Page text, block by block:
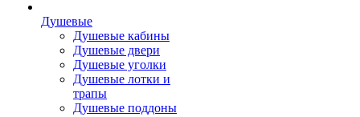
Душевые
Душевые кабины
Душевые двери
Душевые уголки
Душевые лотки и
трапы
Душевые поддоны